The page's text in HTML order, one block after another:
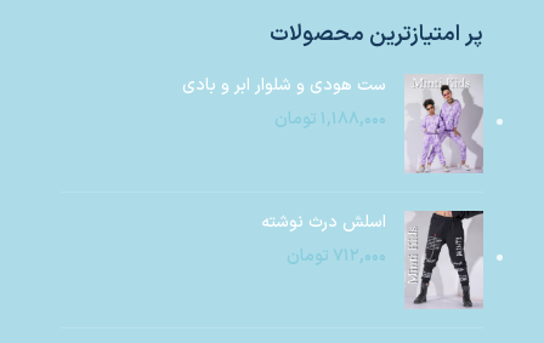
پر امتیازترین محصولات
ست هودی و شلوار ابر و بادی
۱,۱۸۸,۰۰۰ تومان
اسلش درث نوشته
۷۱۲,۰۰۰ تومان